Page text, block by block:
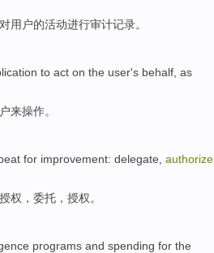
对用户的活动进行审计记录。
to act on the user's behalf , as
来操作。
for improvement: delegate authorize
授权 ，委托，授权。
programs and spending for the